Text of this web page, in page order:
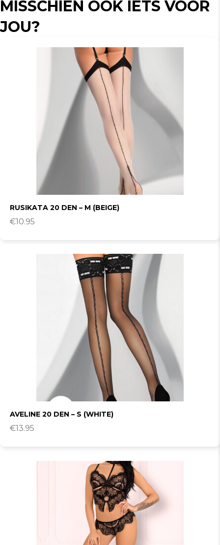
MISSCHIEN OOK IETS VOOR
JOU?
RUSIKATA 20 DEN – M (BEIGE)
€10.95
AVELINE 20 DEN – S (WHITE)
€13.95